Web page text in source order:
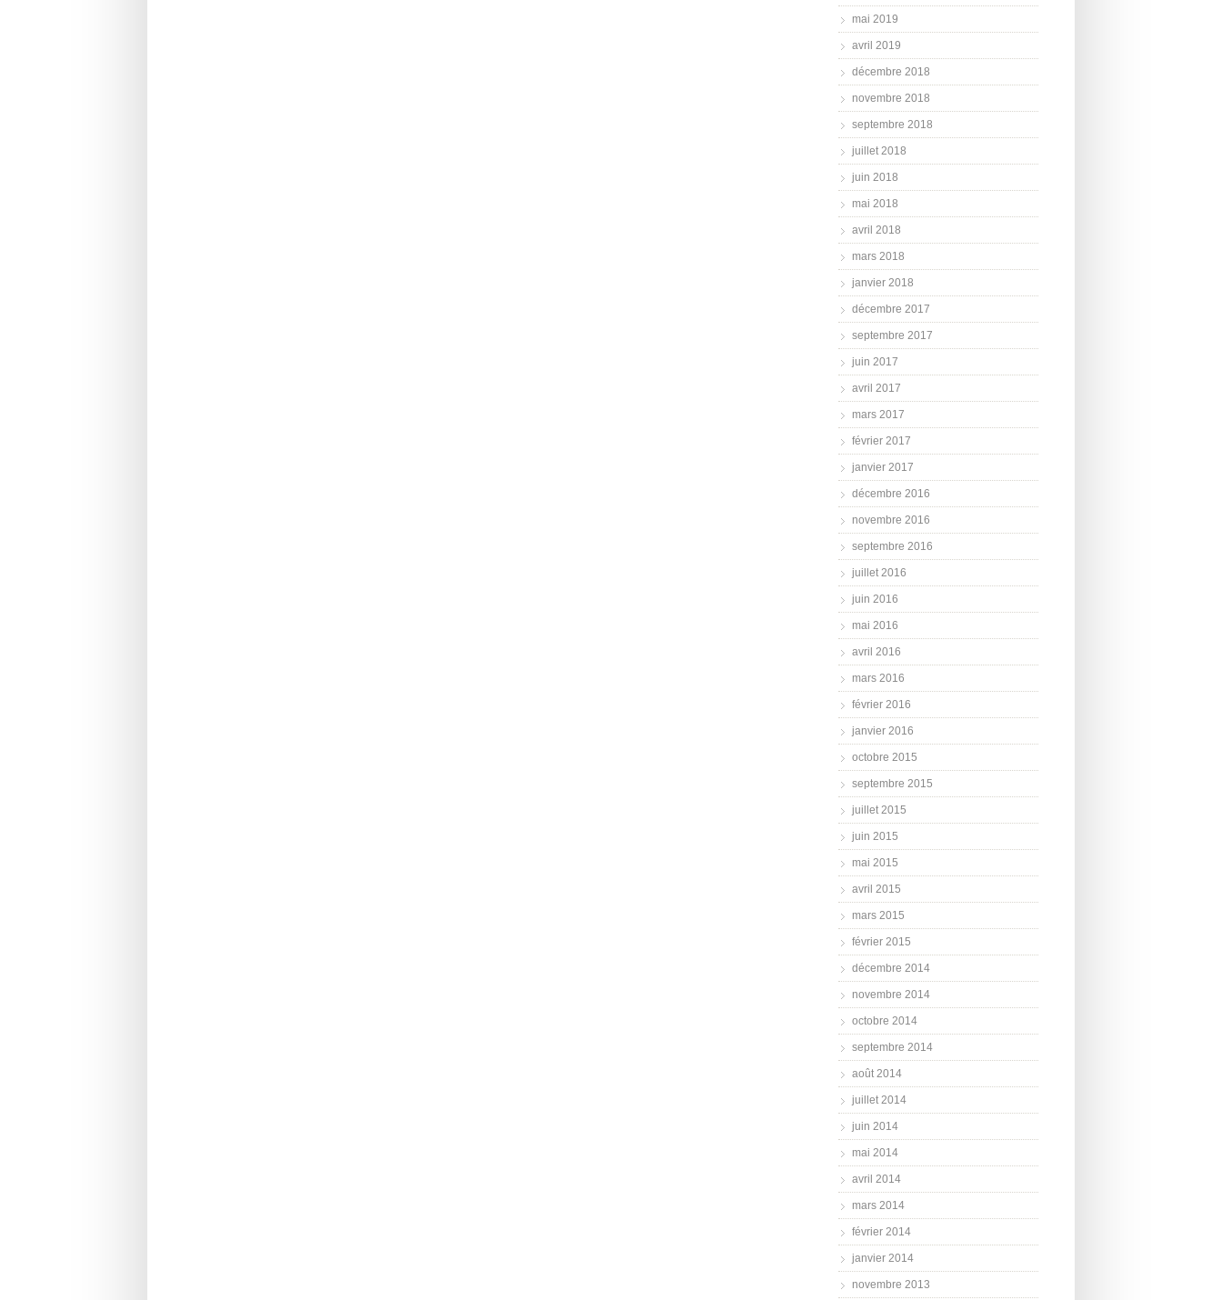
mai 2019
avril 2019
décembre 2018
novembre 2018
septembre 2018
juillet 2018
juin 2018
mai 2018
avril 2018
mars 2018
janvier 2018
décembre 2017
septembre 2017
juin 2017
avril 2017
mars 2017
février 2017
janvier 2017
décembre 2016
novembre 2016
septembre 2016
juillet 2016
juin 2016
mai 2016
avril 2016
mars 2016
février 2016
janvier 2016
octobre 2015
septembre 2015
juillet 2015
juin 2015
mai 2015
avril 2015
mars 2015
février 2015
décembre 2014
novembre 2014
octobre 2014
septembre 2014
août 2014
juillet 2014
juin 2014
mai 2014
avril 2014
mars 2014
février 2014
janvier 2014
novembre 2013